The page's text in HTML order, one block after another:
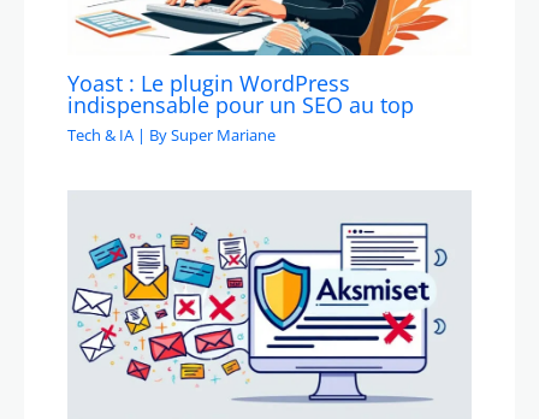
Yoast : Le plugin WordPress
indispensable pour un SEO au top
Tech & IA | BySuper Mariane